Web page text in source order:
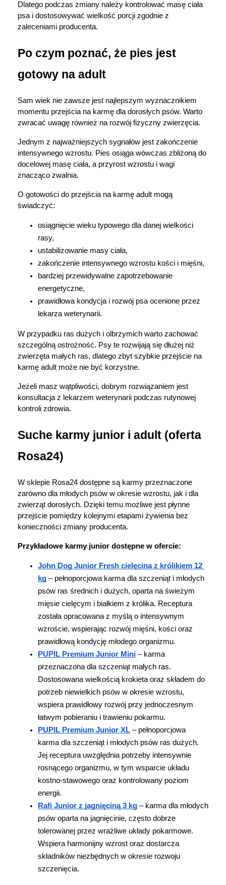
Dlatego podczas zmiany należy kontrolować masę ciała
psa i dostosowywać wielkość porcji zgodnie z
zaleceniami producenta.
Po czym poznać, że pies jest
gotowy na adult
Sam wiek nie zawsze jest najlepszym wyznacznikiem
momentu przejścia na karmę dla dorosłych psów. Warto
zwracać uwagę również na rozwój fizyczny zwierzęcia.
Jednym z najważniejszych sygnałów jest zakończenie
intensywnego wzrostu. Pies osiąga wówczas zbliżoną do
docelowej masę ciała, a przyrost wzrostu i wagi
znacząco zwalnia.
O gotowości do przejścia na karmę adult mogą
świadczyć:
osiągnięcie wieku typowego dla danej wielkości
rasy,
ustabilizowanie masy ciała,
zakończenie intensywnego wzrostu kości i mięśni,
bardziej przewidywalne zapotrzebowanie
energetyczne,
prawidłowa kondycja i rozwój psa ocenione przez
lekarza weterynarii.
W przypadku ras dużych i olbrzymich warto zachować
szczególną ostrożność. Psy te rozwijają się dłużej niż
zwierzęta małych ras, dlatego zbyt szybkie przejście na
karmę adult może nie być korzystne.
Jeżeli masz wątpliwości, dobrym rozwiązaniem jest
konsultacja z lekarzem weterynarii podczas rutynowej
kontroli zdrowia.
Suche karmy junior i adult (oferta
Rosa24)
W sklepie Rosa24 dostępne są karmy przeznaczone
zarówno dla młodych psów w okresie wzrostu, jak i dla
zwierząt dorosłych. Dzięki temu możliwe jest płynne
przejście pomiędzy kolejnymi etapami żywienia bez
konieczności zmiany producenta.
Przykładowe karmy junior dostępne w ofercie:
John Dog Junior Fresh cielęcina z królikiem 12
kg – pełnoporcjowa karma dla szczeniąt i młodych
psów ras średnich i dużych, oparta na świeżym
mięsie cielęcym i białkiem z królika. Receptura
została opracowana z myślą o intensywnym
wzroście, wspierając rozwój mięśni, kości oraz
prawidłową kondycję młodego organizmu.
PUPIL Premium Junior Mini – karma
przeznaczona dla szczeniąt małych ras.
Dostosowana wielkością krokieta oraz składem do
potrzeb niewielkich psów w okresie wzrostu,
wspiera prawidłowy rozwój przy jednoczesnym
łatwym pobieraniu i trawieniu pokarmu.
PUPIL Premium Junior XL – pełnoporcjowa
karma dla szczeniąt i młodych psów ras dużych.
Jej receptura uwzględnia potrzeby intensywnie
rosnącego organizmu, w tym wsparcie układu
kostno-stawowego oraz kontrolowany poziom
energii.
Rafi Junior z jagnięciną 3 kg – karma dla młodych
psów oparta na jagnięcinie, często dobrze
tolerowanej przez wrażliwe układy pokarmowe.
Wspiera harmonijny wzrost oraz dostarcza
składników niezbędnych w okresie rozwoju
szczenięcia.